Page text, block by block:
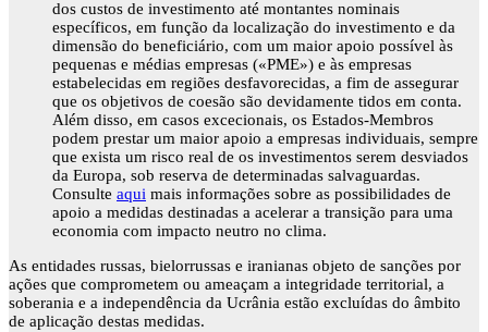
dos custos de investimento até montantes nominais
específicos, em função da localização do investimento e da
dimensão do beneficiário, com um maior apoio possível às
pequenas e médias empresas («PME») e às empresas
estabelecidas em regiões desfavorecidas, a fim de assegurar
que os objetivos de coesão são devidamente tidos em conta.
Além disso, em casos excecionais, os Estados-Membros
podem prestar um maior apoio a empresas individuais, sempre
que exista um risco real de os investimentos serem desviados
da Europa, sob reserva de determinadas salvaguardas.
Consulte aqui mais informações sobre as possibilidades de
apoio a medidas destinadas a acelerar a transição para uma
economia com impacto neutro no clima.
As entidades russas, bielorrussas e iranianas objeto de sanções por
ações que comprometem ou ameaçam a integridade territorial, a
soberania e a independência da Ucrânia estão excluídas do âmbito
de aplicação destas medidas.